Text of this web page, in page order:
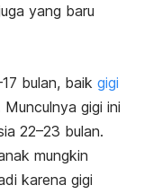
yang baru
bulan, baik gigi
gigi ini
22–23 bulan.
mungkin
karena gigi